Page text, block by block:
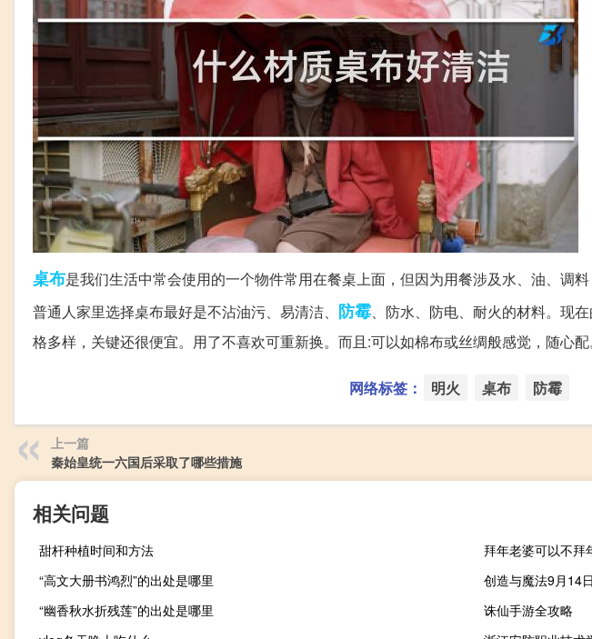
桌布是我们生活中常会使用的一个物件常用在餐桌上面，但因为用餐涉及水、油、调料
普通人家里选择桌布最好是不沾油污、易清洁、 防霉、防水、防电、耐火的材料。现
格多样，关键还很便宜。用了不喜欢可重新换。而且:可以如棉布或丝绸般感觉，随心配
网络标签： 明火 桌布 防霉
上一篇
秦始皇统一六国后采取了哪些措施
相关问题
甜杆种植时间和方法
拜年老婆可以不拜
“高文大册书鸿烈”的出处是哪里
创造与魔法9月14
“幽香秋水折残莲”的出处是哪里
诛仙手游全攻略